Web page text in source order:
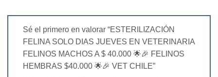
Sé el primero en valorar “ESTERILIZACIÓN
FELINA SOLO DIAS JUEVES EN VETERINARIA
FELINOS MACHOS A $ 40.000 🌟🎉 FELINOS
HEMBRAS $40.000 🌟🎉 VET CHILE”